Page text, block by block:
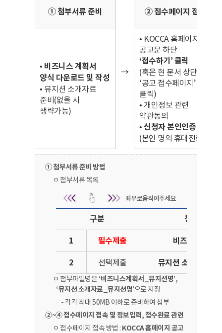
① 첨부서류 준비
→
② 접수페이지 접속
• 비즈니스 계획서
양식 다운로드 및 작성
• 뮤지션 소개자료
준비(없을 시
생략가능)
• KOCCA 홈페이지
공고문 하단
‘접수하기’ 클릭
(혹은 현 문서 상단
‘공고 접수페이지’
클릭)
• 개인정보 관련
약관동의
• 신청자 본인인증
(본인 명의 휴대전화)
① 첨부서류 준비 방법
ㅇ 첨부서류 목록
첨부서류 준비 방법 | 첨부
구분 첨부서류
1 필수제출 비즈니스 계획
2 선택제출 뮤지션 소개자료
ㅇ 첨부파일명은 ‘비즈니스계획서_뮤지션명’,
‘뮤지션 소개자료_뮤지션명’으로 지정
- 각각 최대 50MB 이하로 준비하여 첨부
②~④ 접수페이지 접속 및 정보입력, 접수완료 관련
ㅇ 접수페이지 접속 방법 : KOCCA 홈페이지 공고